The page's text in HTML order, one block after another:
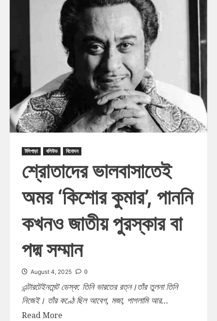
টলিপাড়া বলিউড বিনোদন
শ্রোতাদের ভালবাসাতেই
অমর ‘কিশোর কুমার’, পাননি
কখনও জাতীয় পুরস্কার বা
পদ্ম সম্মান
August 4, 2025 0
এন্টারটেইনমেন্ট ডেস্ক: তিনি ভারতের রত্ন।তাঁর তুলনা তিনি
নিজেই। তাঁর কণ্ঠে ছিল আবেগ, মজা, পাগলামি আর...
Read More